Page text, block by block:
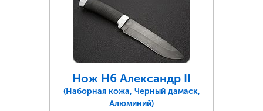
Нож Н6 Александр II
(Наборная кожа, Черный дамаск,
Алюминий)